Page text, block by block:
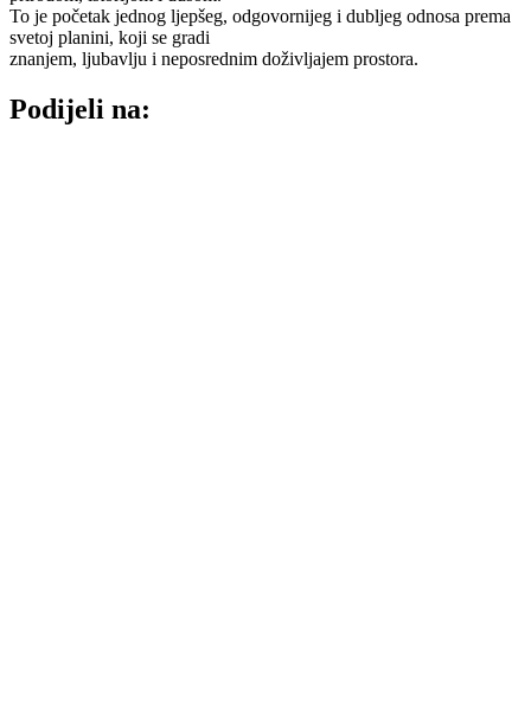
To je početak jednog ljepšeg, odgovornijeg i dubljeg odnosa prema
svetoj planini, koji se gradi
znanjem, ljubavlju i neposrednim doživljajem prostora.
Podijeli na: